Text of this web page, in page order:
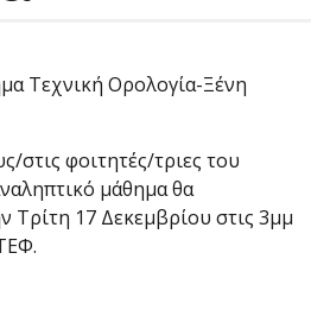
Τεχνική Ορολογία-Ξένη
στις φοιτητές/τριες του
μάθημα θα
Τρίτη 17 Δεκεμβρίου στις 3μμ